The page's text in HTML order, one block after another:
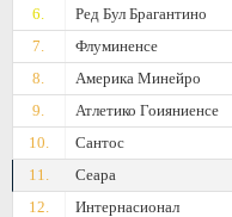
6. Ред Бул Брагантино
7.
Флуминенсе
8.
Америка Минейро
9.
Атлетико Гоияниенсе
10.
Сантос
11.
Сеара
12.
Интернасионал